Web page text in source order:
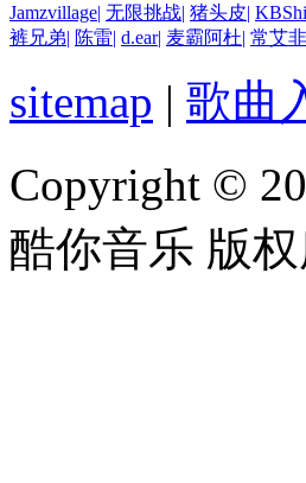
Jamzvillage| 无限挑战| 猪头皮|
裤兄弟| 陈雷| d.ear| 麦霸阿杜| 常艾
sitemap | 歌曲
Copyright ©
酷你音乐 版